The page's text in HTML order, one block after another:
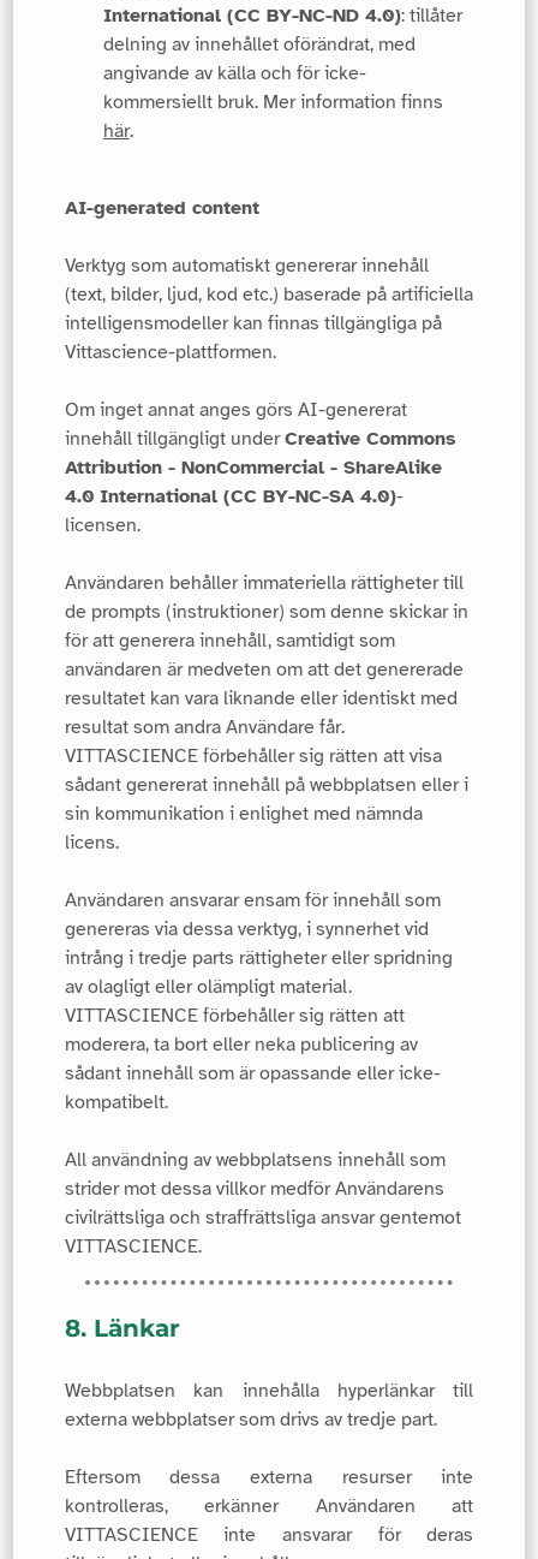
International (CC BY-NC-ND 4.0): tillåter
delning av innehållet oförändrat, med
angivande av källa och för icke-
kommersiellt bruk. Mer information finns
här.
AI-generated content
Verktyg som automatiskt genererar innehåll
(text, bilder, ljud, kod etc.) baserade på artificiella
intelligensmodeller kan finnas tillgängliga på
Vittascience-plattformen.
Om inget annat anges görs AI-genererat
innehåll tillgängligt underCreative Commons
Attribution - NonCommercial - ShareAlike
4.0 International (CC BY-NC-SA 4.0)-
licensen.
Användaren behåller immateriella rättigheter till
de prompts (instruktioner) som denne skickar in
för att generera innehåll, samtidigt som
användaren är medveten om att det genererade
resultatet kan vara liknande eller identiskt med
resultat som andra Användare får.
VITTASCIENCE förbehåller sig rätten att visa
sådant genererat innehåll på webbplatsen eller i
sin kommunikation i enlighet med nämnda
licens.
Användaren ansvarar ensam för innehåll som
genereras via dessa verktyg, i synnerhet vid
intrång i tredje parts rättigheter eller spridning
av olagligt eller olämpligt material.
VITTASCIENCE förbehåller sig rätten att
moderera, ta bort eller neka publicering av
sådant innehåll som är opassande eller icke-
kompatibelt.
All användning av webbplatsens innehåll som
strider mot dessa villkor medför Användarens
civilrättsliga och straffrättsliga ansvar gentemot
VITTASCIENCE.
8. Länkar
Webbplatsen kan innehålla hyperlänkar till
externa webbplatser som drivs av tredje part.
Eftersom dessa externa resurser inte
kontrolleras, erkänner Användaren att
VITTASCIENCE inte ansvarar för deras